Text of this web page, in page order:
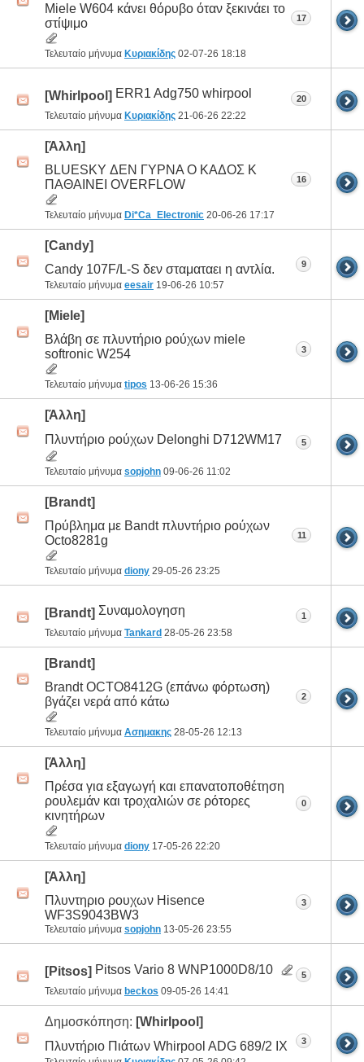
Miele W604 κάνει θόρυβο όταν ξεκινάει το
στίψιμο
Τελευταίο μήνυμα Κυριακίδης 02-07-26 18:18
17
[Whirlpool] ERR1 Adg750 whirpool
Τελευταίο μήνυμα Κυριακίδης 21-06-26 22:22
20
[Άλλη]
BLUESKY ΔΕΝ ΓΥΡΝΑ Ο ΚΑΔΟΣ Κ
ΠΑΘΑΙΝΕΙ OVERFLOW
Τελευταίο μήνυμα Di*Ca_Electronic 20-06-26 17:17
16
[Candy]
Candy 107F/L-S δεν σταματαει η αντλία.
Τελευταίο μήνυμα eesair 19-06-26 10:57
9
[Miele]
Βλάβη σε πλυντήριο ρούχων miele
softronic W254
Τελευταίο μήνυμα tipos 13-06-26 15:36
3
[Άλλη]
Πλυντήριο ρούχων Delonghi D712WM17
Τελευταίο μήνυμα sopjohn 09-06-26 11:02
5
[Brandt]
Πρύβλημα με Bandt πλυντήριο ρούχων
Octo8281g
Τελευταίο μήνυμα diony 29-05-26 23:25
11
[Brandt] Συναμολογηση
Τελευταίο μήνυμα Tankard 28-05-26 23:58
1
[Brandt]
Brandt OCTO8412G (επάνω φόρτωση)
βγάζει νερά από κάτω
Τελευταίο μήνυμα Ασημακης 28-05-26 12:13
2
[Άλλη]
Πρέσα για εξαγωγή και επανατοποθέτηση
ρουλεμάν και τροχαλιών σε ρότορες
κινητήρων
Τελευταίο μήνυμα diony 17-05-26 22:20
0
[Άλλη]
Πλυντηριο ρουχων Hisence
WF3S9043BW3
Τελευταίο μήνυμα sopjohn 13-05-26 23:55
3
[Pitsos] Pitsos Vario 8 WNP1000D8/10
Τελευταίο μήνυμα beckos 09-05-26 14:41
5
Δημοσκόπηση: [Whirlpool]
Πλυντήριο Πιάτων Whirpool ADG 689/2 IX
3